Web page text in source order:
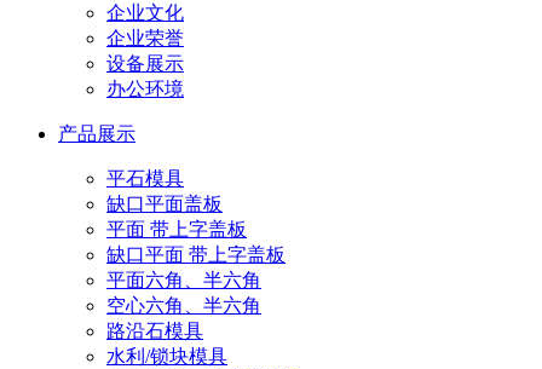
企业文化
企业荣誉
设备展示
办公环境
产品展示
平石模具
缺口平面盖板
平面 带上字盖板
缺口平面 带上字盖板
平面六角、半六角
空心六角、半六角
路沿石模具
水利/锁块模具